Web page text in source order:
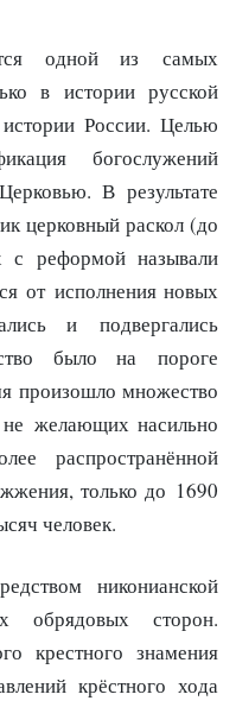
одной из самых
в истории русской
России. Целью
богослужений
В результате
церковный раскол (до
с реформой называли
от исполнения новых
и подвергались
было на пороге
произошло множество
желающих насильно
распространённой
только до 1690
человек.
никонианской
обрядовых сторон.
крестного знамения
крёстного хода